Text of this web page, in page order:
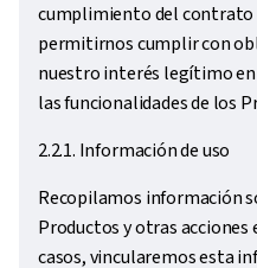
cumplimiento del contrato
permitirnos cumplir con
nuestro interés legítimo
las funcionalidades de los
2.2.1. Información de uso
Recopilamos información
Productos y otras acciones
casos, vincularemos esta